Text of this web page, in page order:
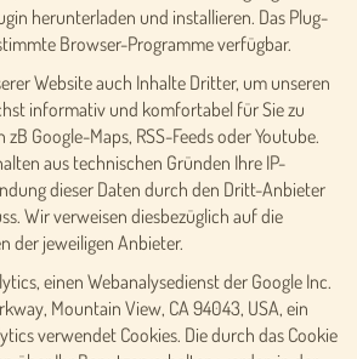
herunterladen und installieren. Das Plug-
Browser-Programme verfügbar.
Website auch Inhalte Dritter, um unseren
informativ und komfortabel für Sie zu
Google-Maps, RSS-Feeds oder Youtube.
aus technischen Gründen Ihre IP-
dieser Daten durch den Dritt-Anbieter
Wir verweisen diesbezüglich auf die
der jeweiligen Anbieter.
einen Webanalysedienst der Google Inc.
Mountain View, CA 94043, USA, ein
verwendet Cookies. Die durch das Cookie